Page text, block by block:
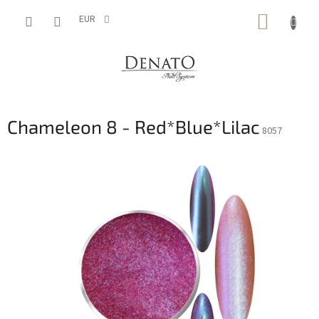
EUR
PANIER
Chameleon 8 - Red*Blue*Lilac 8057